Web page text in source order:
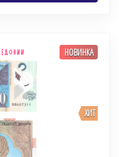
ХИТ
НОВИНКА